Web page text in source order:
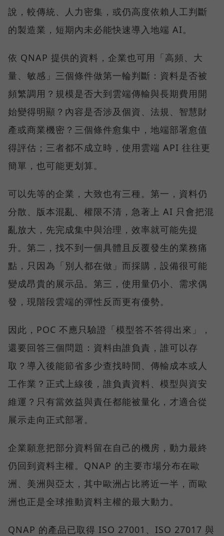
說，較傳統、人力密集，或仍高度依賴人工判斷
的製造業，短期內未必能快速導入地端 AI。
依 QNAP 提供的資料，企業也可用「高頻、大
量、敏感」三個條件做第一輪判斷：資料是否被
頻繁調用？規模是否大到雲端傳輸與長期費用開
始變得明顯？內容是否涉及個資、法規、智慧財
產或商業機密？三個條件愈集中，地端部署愈值
得評估；三者都不成立時，使用雲端 API 往往更
簡單，也可能更划算。
可以先等的企業，大致也有三種。第一，資料仍
分散、版本混亂、權限不清，急著上 AI 只會把混
亂放大，先完成集中與治理，效率就可能先提
升。第二，找不到一個具體且反覆發生的業務痛
點，只因為「別人都在做」而採購，設備很可能
變成昂貴的展示品。第三，使用量仍小、需求偶
發，現階段雲端的彈性反而更有優勢。
因此，POC 不應只驗證「模型答不答得出來」，
還要回答三個問題：資料由誰負責，誰可以存
取？導入後能節省多少查找時間、傳輸成本或人
工作業？正式上線後，誰負責資料、模型與資安
維運？只有當效益與責任都能被量化，才適合從
展示走向正式部署。
企業願意把部分資料留在自己的機房，動力最終
仍回到資料主權。QNAP 的主要市場分布在歐
洲、美洲與亞太，其中歐洲占比將近一半，而歐
洲也正是全球推動資料主權的最大動力。
QNAP 的產品已取得 ISO 27001、ISO 27017 與